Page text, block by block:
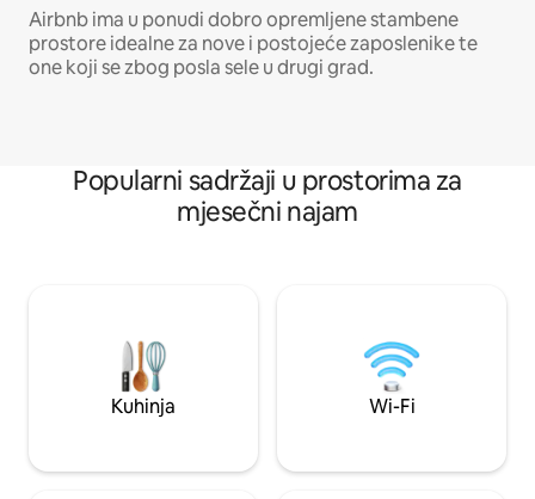
Airbnb ima u ponudi dobro opremljene stambene
prostore idealne za nove i postojeće zaposlenike te
one koji se zbog posla sele u drugi grad.
Popularni sadržaji u prostorima za
mjesečni najam
Kuhinja Wi-Fi